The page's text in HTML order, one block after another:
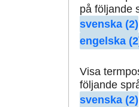
på följande
svenska (2)
engelska
Visa
följande
svenska (2)